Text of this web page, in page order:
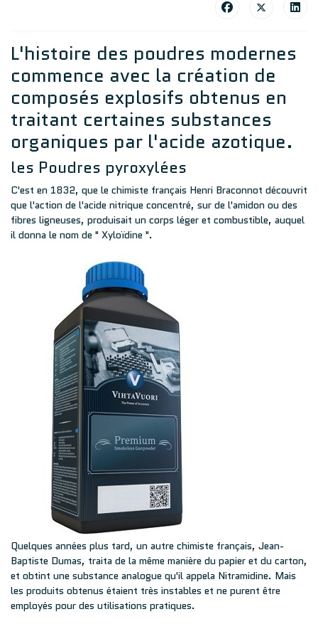
L'histoire des poudres modernes
commence avec la création de
composés explosifs obtenus en
traitant certaines substances
organiques par l'acide azotique.
les Poudres pyroxylées
C'est en 1832, que le chimiste français Henri Braconnot découvrit
que l'action de l'acide nitrique concentré, sur de l'amidon ou des
fibres ligneuses, produisait un corps léger et combustible, auquel
il donna le nom de " Xyloïdine ".
Quelques années plus tard, un autre chimiste français, Jean-
Baptiste Dumas, traita de la même manière du papier et du carton,
et obtint une substance analogue qu'il appela Nitramidine. Mais
les produits obtenus étaient très instables et ne purent être
employés pour des utilisations pratiques.